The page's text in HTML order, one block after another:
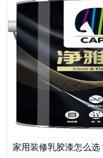
家用装修乳胶漆怎么